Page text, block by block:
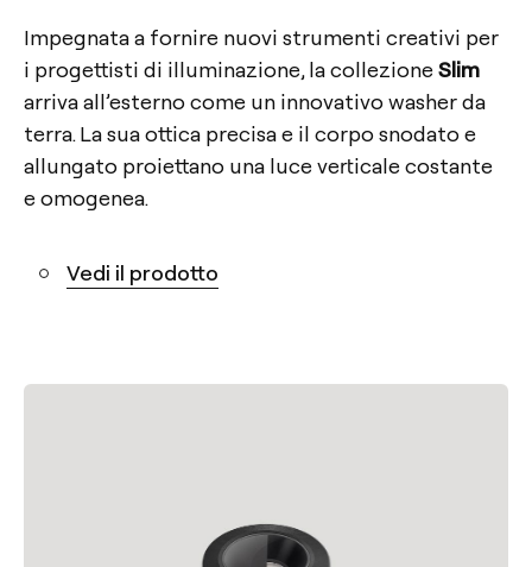
Impegnata a fornire nuovi strumenti creativi per
i progettisti di illuminazione, la collezioneSlim
arriva all’esterno come un innovativo washer da
terra. La sua ottica precisa e il corpo snodato e
allungato proiettano una luce verticale costante
e omogenea.
Vedi il prodotto